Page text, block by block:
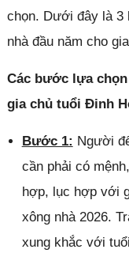
chọn. Dưới đây là 3
nhà đầu năm cho
Các bước lựa
gia chủ tuổi Đinh
Bước 1: Người
cần phải có
hợp, lục hợp với
xông nhà 2026.
xung khắc với